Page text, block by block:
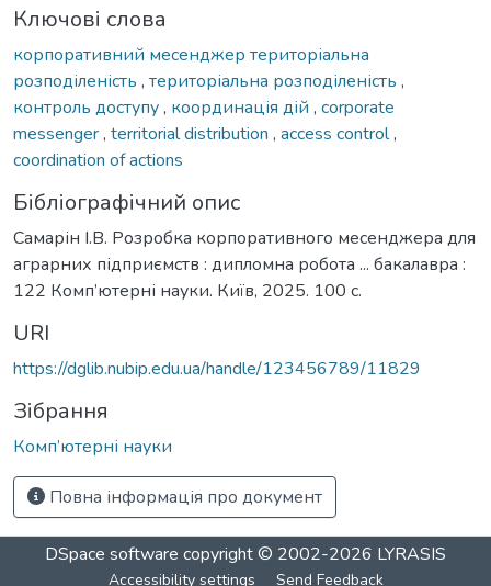
Ключові слова
корпоративний месенджер територіальна
розподіленість , територіальна розподіленість ,
контроль доступу, координація дій , corporate
messenger, territorial distribution , access control,
coordination of actions
Бібліографічний опис
Самарін І.В. Розробка корпоративного месенджера для
аграрних підприємств : дипломна робота ... бакалавра :
122 Комп’ютерні науки. Київ, 2025. 100 с.
URI
https://dglib.nubip.edu.ua/handle/123456789/11829
Зібрання
Комп’ютерні науки
Повна інформація про документ
DSpace software copyright © 2002-2026 LYRASIS
Accessibility settings Send Feedback